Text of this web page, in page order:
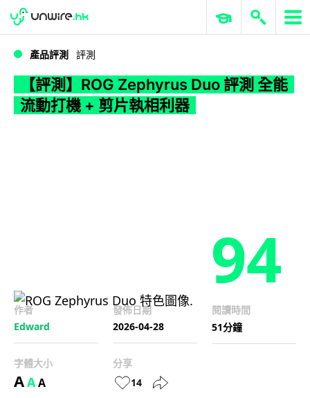
WWDC 2026 ERP 與商業 AI
產品評測 評測
【評測】ROG Zephyrus Duo 評測 全能
流動打機 + 剪片執相利器
94
作者
Edward
發佈日期
2026-04-28
閱讀時間
51分鐘
字體大小
AAA
分享
14